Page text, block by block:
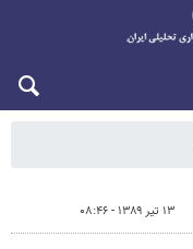
۱۳ تیر ۱۳۸۹ - ۰۸:۴۶